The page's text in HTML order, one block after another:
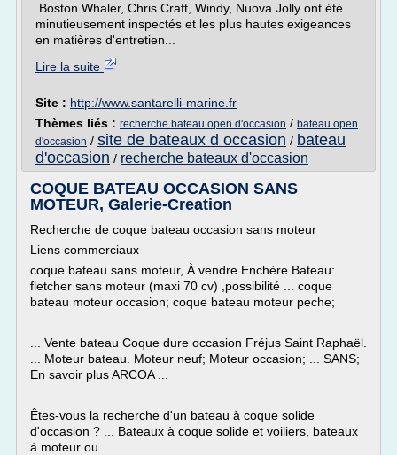
Boston Whaler, Chris Craft, Windy, Nuova Jolly ont été
minutieusement inspectés et les plus hautes exigeances
en matières d'entretien...
Lire la suite
Site : http://www.santarelli-marine.fr
Thèmes liés : recherche bateau open d'occasion / bateau open
d'occasion / site de bateaux d occasion / bateau
d'occasion / recherche bateaux d'occasion
COQUE BATEAU OCCASION SANS
MOTEUR, Galerie-Creation
Recherche de coque bateau occasion sans moteur
Liens commerciaux
coque bateau sans moteur, À vendre Enchère Bateau:
fletcher sans moteur (maxi 70 cv) ,possibilité ... coque
bateau moteur occasion; coque bateau moteur peche;
... Vente bateau Coque dure occasion Fréjus Saint Raphaël.
... Moteur bateau. Moteur neuf; Moteur occasion; ... SANS;
En savoir plus ARCOA ...
Êtes-vous la recherche d'un bateau à coque solide
d'occasion ? ... Bateaux à coque solide et voiliers, bateaux
à moteur ou...